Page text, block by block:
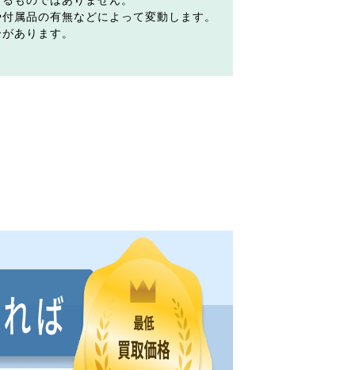
属品の有無などによって変動します。
あります。